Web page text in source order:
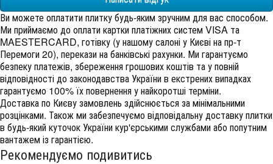
Ви можете оплатити плитку будь-яким зручним для вас способом.
Ми приймаємо до оплати картки платіжних систем VISA та
MAESTERCARD, готівку (у нашому салоні у Києві на пр-т
Перемоги 20), перекази на банківські рахунки. Ми гарантуємо
безпеку платежів, збереження грошових коштів та у повній
відповідності до законодавства України в екстрених випадках
гарантуємо 100% їх повернення у найкоротші терміни.
Доставка по Києву замовлень здійснюється за мінімальними
розцінками. Також ми забезпечуємо відповідальну доставку плитки
в будь-який куточок України кур'єрськими службами або попутним
вантажем із гарантією.
Рекомендуємо подивитись